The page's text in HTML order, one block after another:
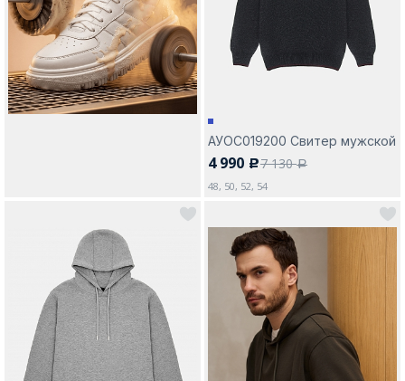
АУОС019200 Свитер мужской
4 990 c7 130a
48, 50, 52, 54